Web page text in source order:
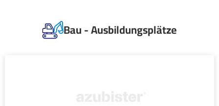
Bau - Ausbildungsplätze